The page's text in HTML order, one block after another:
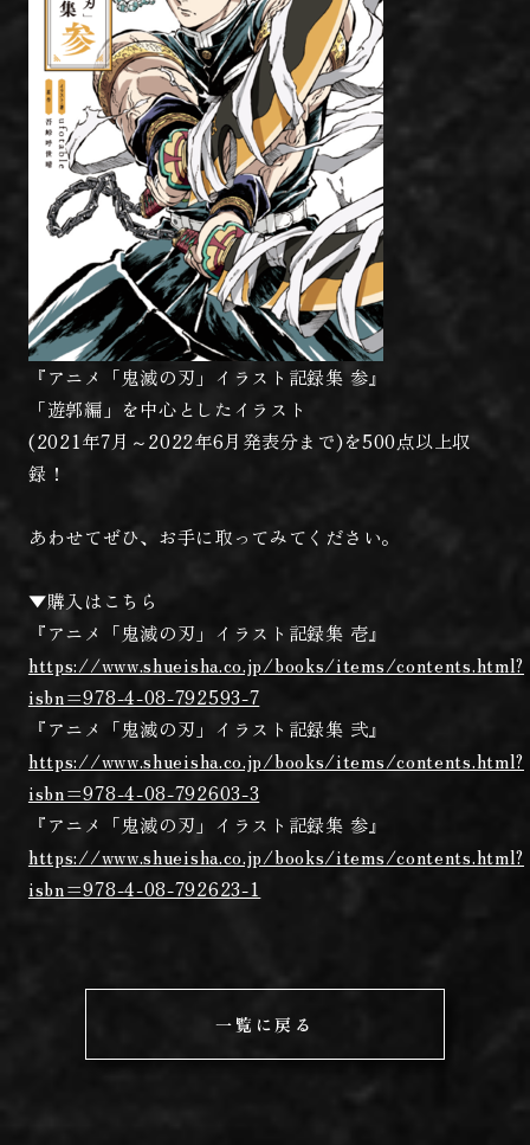
『アニメ「鬼滅の刃」イラスト記録集 参』
「遊郭編」を中心としたイラスト
(2021年7月～2022年6月発表分まで)を500点以上収
録！
あわせてぜひ、お手に取ってみてください。
▼購入はこちら
『アニメ「鬼滅の刃」イラスト記録集 壱』
https://www.shueisha.co.jp/books/items/contents.html?
isbn=978-4-08-792593-7
『アニメ「鬼滅の刃」イラスト記録集 弐』
https://www.shueisha.co.jp/books/items/contents.html?
isbn=978-4-08-792603-3
『アニメ「鬼滅の刃」イラスト記録集 参』
https://www.shueisha.co.jp/books/items/contents.html?
isbn=978-4-08-792623-1
一覧に戻る